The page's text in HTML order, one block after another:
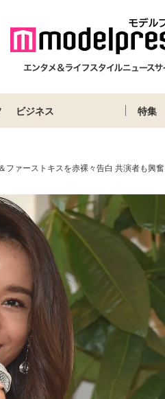
ビジネス 特集
ファーストキスを赤裸々告白 共演者も興奮